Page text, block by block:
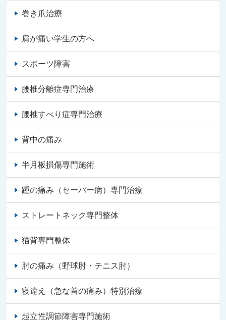
巻き爪治療
肩が痛い学生の方へ
スポーツ障害
腰椎分離症専門治療
腰椎すべり症専門治療
背中の痛み
半月板損傷専門施術
踵の痛み（セーバー病）専門治療
ストレートネック専門整体
猫背専門整体
肘の痛み（野球肘・テニス肘）
寝違え（急な首の痛み）特別治療
起立性調節障害専門施術